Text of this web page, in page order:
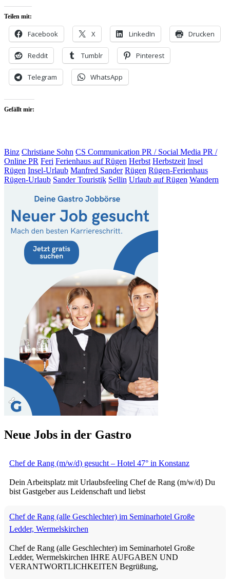
Teilen mit:
Facebook X LinkedIn Drucken
Reddit Tumblr Pinterest
Telegram WhatsApp
Gefällt mir:
Binz Christiane Sohn CS Communication PR / Social Media PR /
Online PR Feri Ferienhaus auf Rügen Herbst Herbstzeit Insel
Rügen Insel-Urlaub Manfred Sander Rügen Rügen-Ferienhaus
Rügen-Urlaub Sander Touristik Sellin Urlaub auf Rügen Wandern
Neue Jobs in der Gastro
Chef de Rang (m/w/d) gesucht – Hotel 47° in Konstanz
Dein Arbeitsplatz mit Urlaubsfeeling Chef de Rang (m/w/d) Du
bist Gastgeber aus Leidenschaft und liebst
Chef de Rang (alle Geschlechter) im Seminarhotel Große
Ledder, Wermelskirchen
Chef de Rang (alle Geschlechter) im Seminarhotel Große
Ledder, Wermelskirchen IHRE AUFGABEN UND
VERANTWORTLICHKEITEN Begrüßung,